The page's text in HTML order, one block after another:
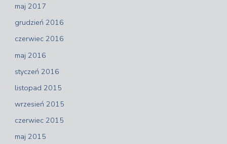
maj 2017
grudzień 2016
czerwiec 2016
maj 2016
styczeń 2016
listopad 2015
wrzesień 2015
czerwiec 2015
maj 2015